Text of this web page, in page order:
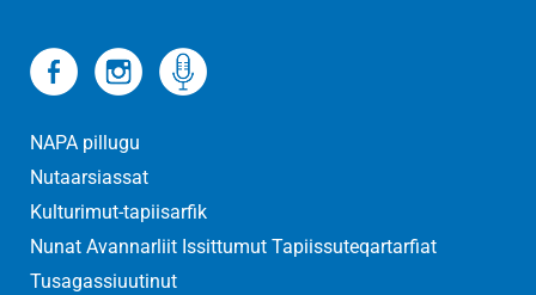
NAPA pillugu
Nutaarsiassat
Kulturimut-tapiisarfik
Nunat Avannarliit Issittumut Tapiissuteqartarfiat
Tusagassiuutinut